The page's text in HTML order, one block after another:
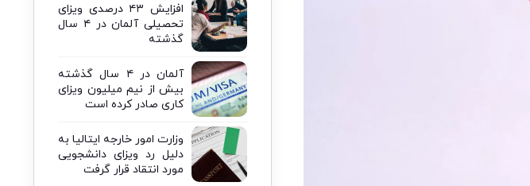
افزایش ۴۳ درصدی ویزای
تحصیلی آلمان در ۴ سال
گذشته
آلمان در ۴ سال گذشته
بیش از نیم میلیون ویزای
کاری صادر کرده است
وزارت امور خارجه ایتالیا به
دلیل رد ویزای دانشجویی
مورد انتقاد قرار گرفت